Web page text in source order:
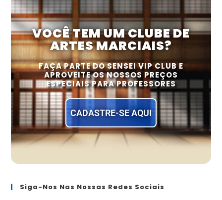
VOCÊ TEM UM CLUBE DE
ARTES MARCIAIS?
FAÇA PARTE DO SENSEI VIP CLUB E
APROVEITE OS NOSSOS PREÇOS
ESPECIAIS PARA PROFESSORES
CADASTRE-SE AQUI
Siga-Nos Nas Nossas Redes Sociais